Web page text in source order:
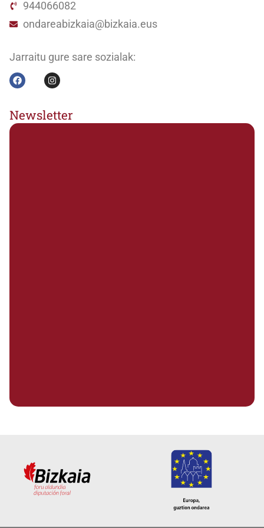
944066082
ondareabizkaia@bizkaia.eus
Jarraitu gure sare sozialak:
Newsletter